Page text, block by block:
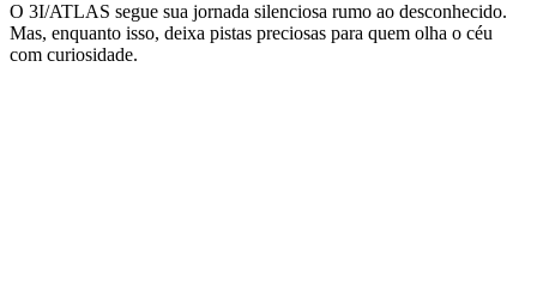
O 3I/ATLAS segue sua jornada silenciosa rumo ao desconhecido.
Mas, enquanto isso, deixa pistas preciosas para quem olha o céu
com curiosidade.